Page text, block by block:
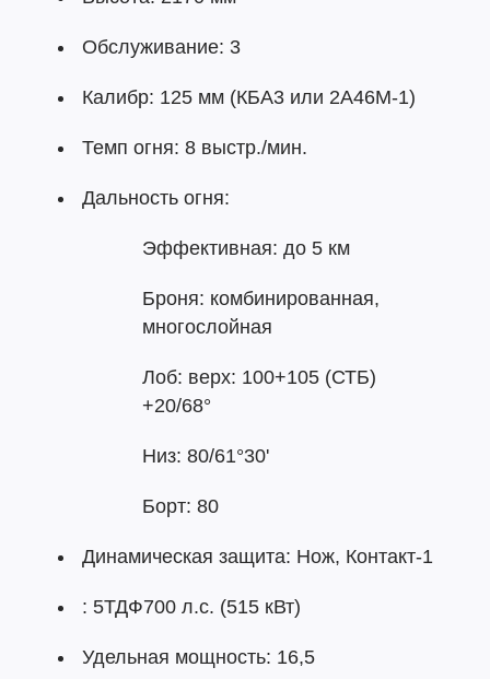
Обслуживание: 3
Калибр: 125 мм (КБА3 или 2А46М-1)
Темп огня: 8 выстр./мин.
Дальность огня:
Эффективная: до 5 км
Броня: комбинированная,
многослойная
Лоб: верх: 100+105 (СТБ)
+20/68°
Низ: 80/61°30'
Борт: 80
Динамическая защита: Нож, Контакт-1
: 5ТДФ700 л.с. (515 кВт)
Удельная мощность: 16,5